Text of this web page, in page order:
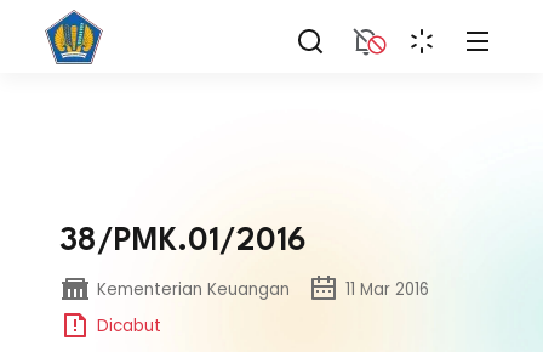
38/PMK.01/2016
Kementerian Keuangan
11 Mar 2016
Dicabut